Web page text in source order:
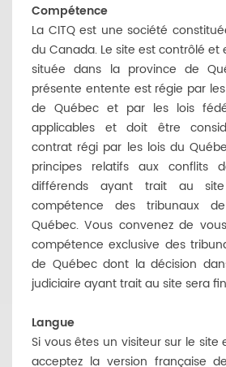
Compétence
La CITQ est une société
du Canada. Le site est contrôlé et
située dans la province de
présente entente est régie par
de Québec et par les lois
applicables et doit être
contrat régi par les lois du
principes relatifs aux conflits
différends ayant trait au
compétence des tribunaux
Québec. Vous convenez de
compétence exclusive des
de Québec dont la décision
judiciaire ayant trait au site sera
Langue
Si vous êtes un visiteur sur le site
acceptez la version française